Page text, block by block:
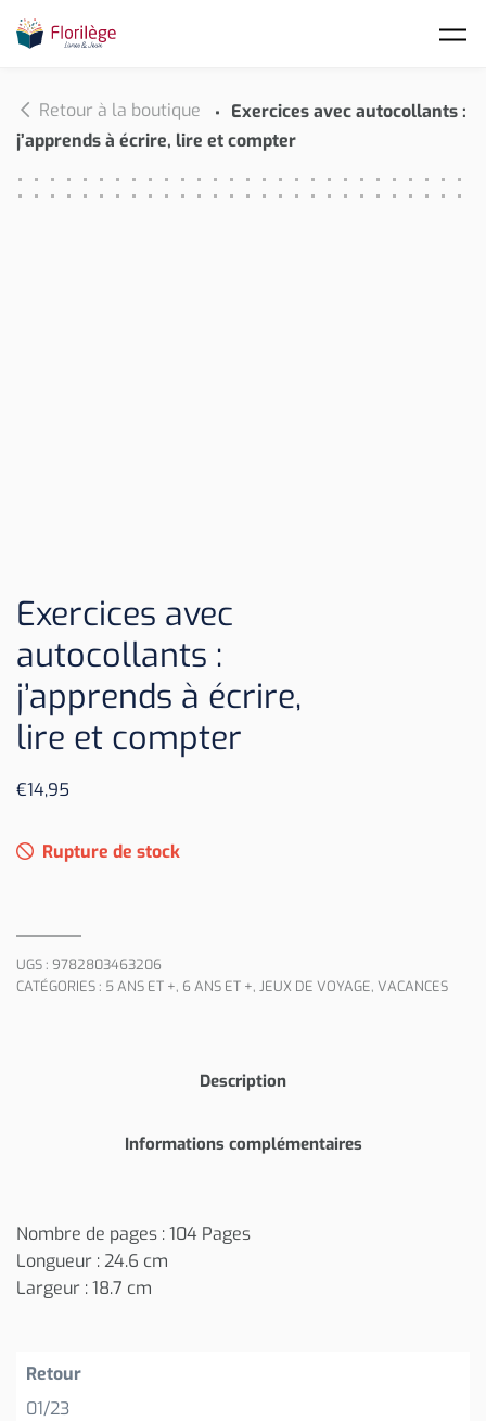
Retour à la boutique
Exercices avec autocollants :
j’apprends à écrire, lire et compter
Exercices avec
autocollants :
j’apprends à écrire,
lire et compter
€14,95
Rupture de stock
UGS : 9782803463206
CATÉGORIES : 5 ANS ET +, 6 ANS ET +, JEUX DE VOYAGE, VACANCES
Description
Informations complémentaires
Nombre de pages : 104 Pages
Longueur : 24.6 cm
Largeur : 18.7 cm
Retour
01/23